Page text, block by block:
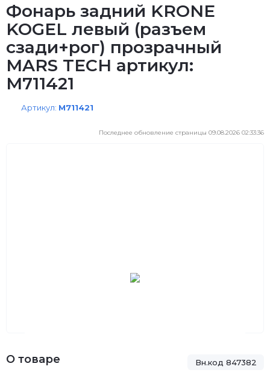
Фонарь задний KRONE
KOGEL левый (разъем
сзади+рог) прозрачный
MARS TECH артикул:
M711421
Артикул: M711421
Последнее обновление страницы 09.08.2026 02:33:36
Вн.код 847382
О товаре